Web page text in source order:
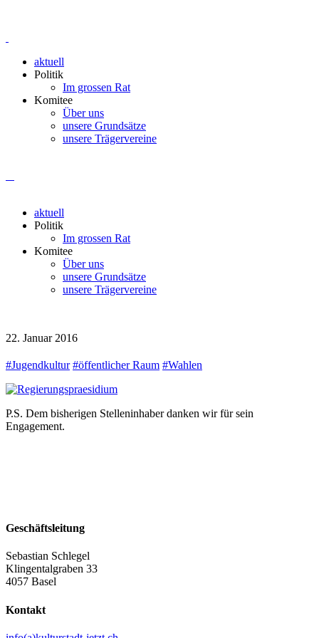
aktuell
Politik
Im grossen Rat
Komitee
Über uns
unsere Grundsätze
unsere Trägervereine
aktuell
Politik
Im grossen Rat
Komitee
Über uns
unsere Grundsätze
unsere Trägervereine
22. Januar 2016
#Jugendkultur #öffentlicher Raum #Wahlen
P.S. Dem bisherigen Stelleninhaber danken wir für sein
Engagement.
Geschäftsleitung
Sebastian Schlegel
Klingentalgraben 33
4057 Basel
Kontakt